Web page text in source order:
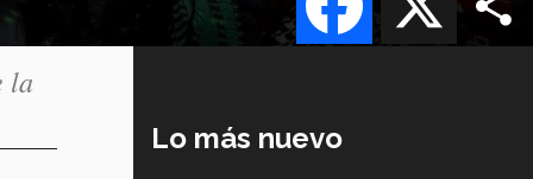
la
Lo más nuevo